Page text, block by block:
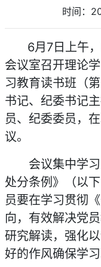
时间：
6月7日上午
会议室召开理论
习教育读书班（
书记、纪委书记
员、纪委委员，
议。
会议集中学
处分条例》（以
员要在学习贯彻
向，有效解决党
研究解读，强化
好的作风确保学习